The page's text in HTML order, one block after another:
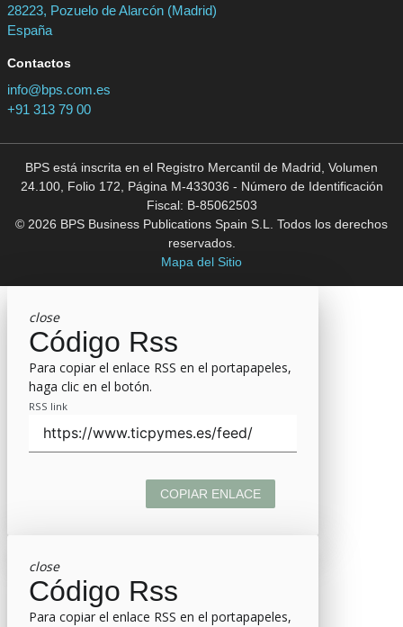
28223, Pozuelo de Alarcón (Madrid)
España
Contactos
info@bps.com.es
+91 313 79 00
BPS está inscrita en el Registro Mercantil de Madrid, Volumen
24.100, Folio 172, Página M-433036 - Número de Identificación
Fiscal: B-85062503
© 2026 BPS Business Publications Spain S.L. Todos los derechos
reservados.
Mapa del Sitio
close
Código Rss
Para copiar el enlace RSS en el portapapeles,
haga clic en el botón.
RSS link
COPIAR ENLACE
close
Código Rss
Para copiar el enlace RSS en el portapapeles,